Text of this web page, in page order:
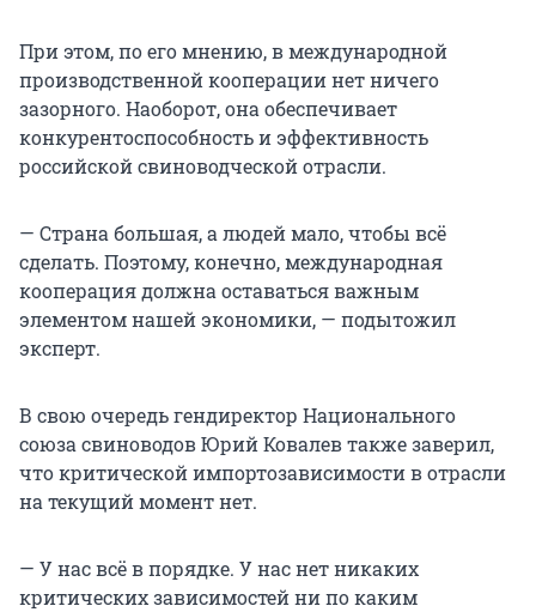
При этом, по его мнению, в международной
производственной кооперации нет ничего
зазорного. Наоборот, она обеспечивает
конкурентоспособность и эффективность
российской свиноводческой отрасли.
— Страна большая, а людей мало, чтобы всё
сделать. Поэтому, конечно, международная
кооперация должна оставаться важным
элементом нашей экономики, — подытожил
эксперт.
В свою очередь гендиректор Национального
союза свиноводов Юрий Ковалев также заверил,
что критической импортозависимости в отрасли
на текущий момент нет.
— У нас всё в порядке. У нас нет никаких
критических зависимостей ни по каким